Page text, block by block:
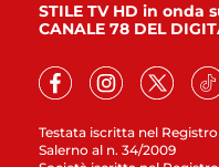
Testata iscritta nel
Salerno al n. 34/2009
STILE TV HD in onda
CANALE 78 DEL